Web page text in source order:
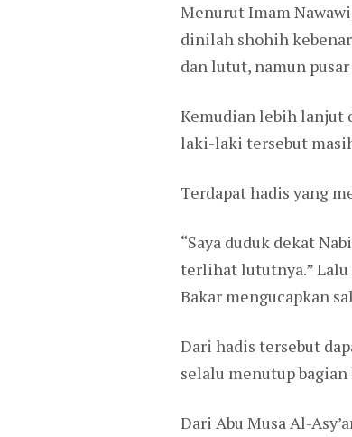
Menurut Imam
dinilah shohih
dan lutut, namun
Kemudian lebih lanjut
laki-laki tersebut
Terdapat hadis yang
“Saya duduk dekat
terlihat lututnya.” Lalu
Bakar mengucapkan
Dari hadis tersebut
selalu menutup
Dari Abu Musa Al-